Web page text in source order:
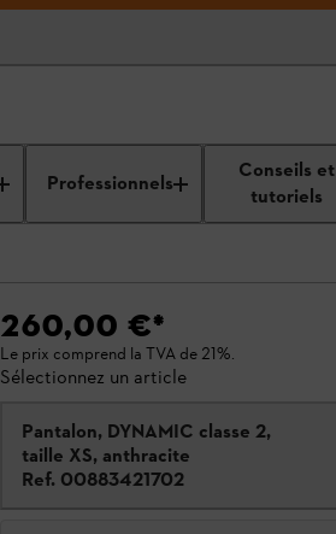
Professionnels
Conseils et
tutoriels
260,00 €*
Le prix comprend la TVA de 21%.
Sélectionnez un article
Pantalon, DYNAMIC classe 2,
taille XS, anthracite
Ref. 00883421702